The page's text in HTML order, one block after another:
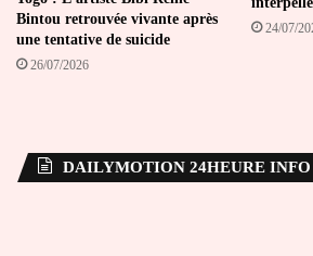
Bintou retrouvée vivante après
une tentative de suicide
26/07/2026
24/07/
DAILYMOTION 24HEURE INFO